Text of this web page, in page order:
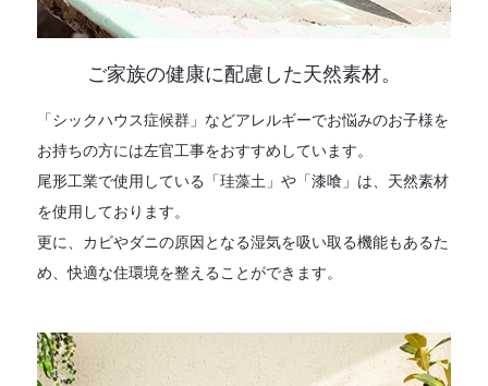
ご家族の健康に配慮した天然素材。
「シックハウス症候群」などアレルギーでお悩みのお子様を
お持ちの方には左官工事をおすすめしています。
尾形工業で使用している「珪藻土」や「漆喰」は、天然素材
を使用しております。
更に、カビやダニの原因となる湿気を吸い取る機能もあるた
め、快適な住環境を整えることができます。